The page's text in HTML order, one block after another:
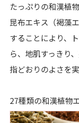
たっぷりの和漢植
昆布エキス（褐藻
することにより、
ら、地肌すっきり
指どおりのよさを
27種類の和漢植物